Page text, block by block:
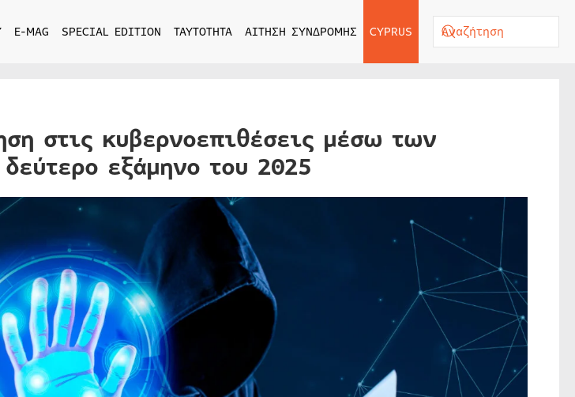
E-MAG SPECIAL EDITION ΤΑΥΤΟΤΗΤΑ ΑΙΤΗΣΗ ΣΥΝΔΡΟΜΗΣ CYPRUS
στις κυβερνοεπιθέσεις μέσω των
εξάμηνο του 2025